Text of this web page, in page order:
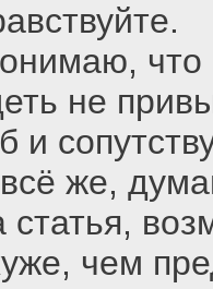
что
не
и
же,
статья,
чем